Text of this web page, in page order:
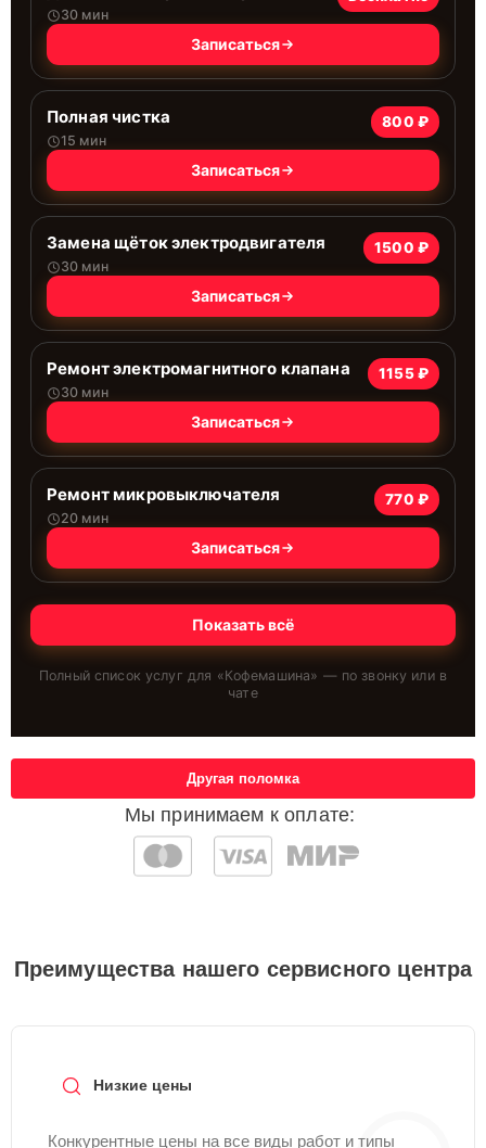
30 мин
Записаться
Полная чистка
15 мин
800 ₽
Записаться
Замена щёток электродвигателя
30 мин
1500 ₽
Записаться
Ремонт электромагнитного клапана
30 мин
1155 ₽
Записаться
Ремонт микровыключателя
20 мин
770 ₽
Записаться
Показать всё
Полный список услуг для «Кофемашина» — по звонку или в
чате
Мы принимаем к оплате:
Другая поломка
Преимущества нашего сервисного центра
Низкие цены
Конкурентные цены на все виды работ и типы